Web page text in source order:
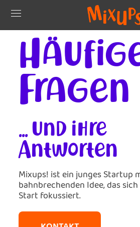
Fragen
... und ihre
Antworten
Mixups! ist ein junges Startup
bahnbrechenden Idee, das
Start fokussiert.